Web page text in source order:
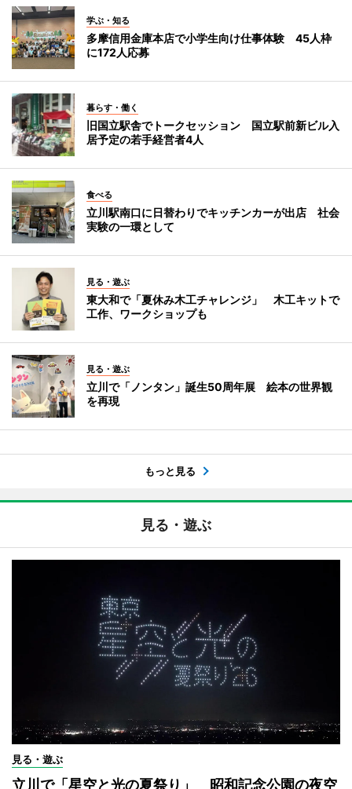
学ぶ・知る
多摩信用金庫本店で小学生向け仕事体験 45人枠
に172人応募
暮らす・働く
旧国立駅舎でトークセッション 国立駅前新ビル入
居予定の若手経営者4人
食べる
立川駅南口に日替わりでキッチンカーが出店 社会
実験の一環として
見る・遊ぶ
東大和で「夏休み木工チャレンジ」 木工キットで
工作、ワークショップも
見る・遊ぶ
立川で「ノンタン」誕生50周年展 絵本の世界観
を再現
もっと見る
見る・遊ぶ
見る・遊ぶ
立川で「星空と光の夏祭り」 昭和記念公園の夜空